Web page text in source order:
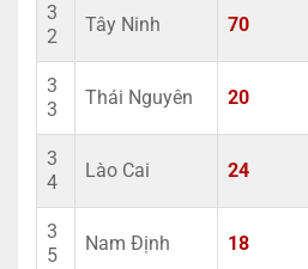
3
2
Tây Ninh 70
3
3
Thái Nguyên 20
3
4
Lào Cai 24
3
5
Nam Định 18